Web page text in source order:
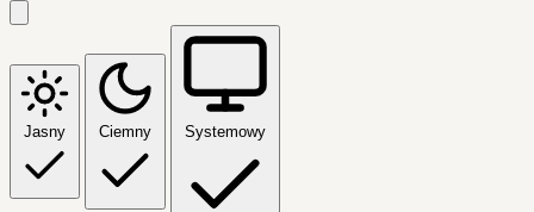
Jasny Ciemny Systemowy